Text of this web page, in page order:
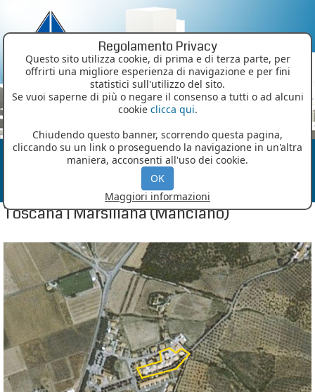
Regolamento Privacy
Questo sito utilizza cookie, di prima e di terza parte, per
offrirti una migliore esperienza di navigazione e per fini
statistici sull'utilizzo del sito.
Se vuoi saperne di più o negare il consenso a tutti o ad alcuni
cookie clicca qui.
Chiudendo questo banner, scorrendo questa pagina,
cliccando su un link o proseguendo la navigazione in un'altra
maniera, acconsenti all'uso dei cookie.
OK
Maggiori informazioni
Alcune delle nostre passate
realizzazioni
Toscana | Marsiliana (Manciano)